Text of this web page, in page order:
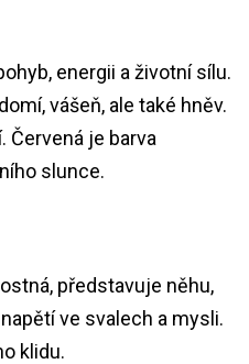
energii a životní sílu.
vášeň, ale také hněv.
Červená je barva
slunce.
představuje něhu,
ve svalech a mysli.
klidu.